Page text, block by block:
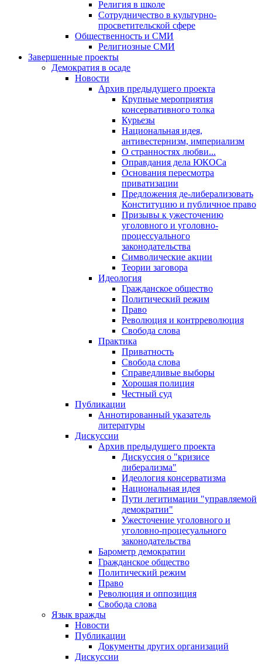
Религия в школе
Сотрудничество в культурно-
просветительской сфере
Общественность и СМИ
Религиозные СМИ
Завершенные проекты
Демократия в осаде
Новости
Архив предыдущего проекта
Крупные мероприятия
консервативного толка
Курьезы
Национальная идея,
антивестернизм, империализм
О странностях любви...
Оправдания дела ЮКОСа
Основания пересмотра
приватизации
Предложения де-либерализовать
Конституцию и публичное право
Призывы к ужесточению
уголовного и уголовно-
процессуального
законодательства
Символические акции
Теории заговора
Идеология
Гражданское общество
Политический режим
Право
Революция и контрреволюция
Свобода слова
Практика
Приватность
Свобода слова
Справедливые выборы
Хорошая полиция
Честный суд
Публикации
Аннотированный указатель
литературы
Дискуссии
Архив предыдущего проекта
Дискуссия о "кризисе
либерализма"
Идеология консерватизма
Национальная идея
Пути легитимации "управляемой
демократии"
Ужесточение уголовного и
уголовно-процесуального
законодательства
Барометр демократии
Гражданское общество
Политический режим
Право
Революция и оппозиция
Свобода слова
Язык вражды
Новости
Публикации
Документы других организаций
Дискуссии